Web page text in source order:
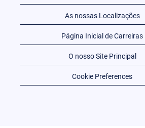
As nossas Localizações
Página Inicial de Carreiras
O nosso Site Principal
Cookie Preferences